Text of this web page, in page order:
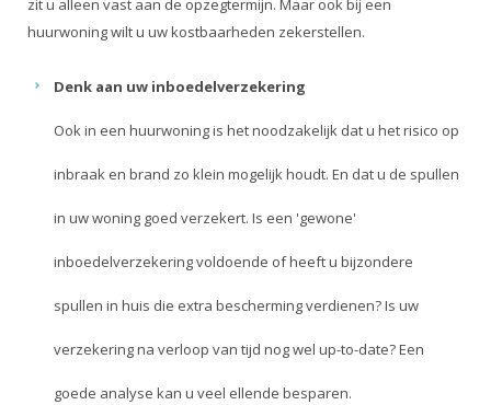
zit u alleen vast aan de opzegtermijn. Maar ook bij een
huurwoning wilt u uw kostbaarheden zekerstellen.
Denk aan uw inboedelverzekering
Ook in een huurwoning is het noodzakelijk dat u het risico op
inbraak en brand zo klein mogelijk houdt. En dat u de spullen
in uw woning goed verzekert. Is een 'gewone'
inboedelverzekering voldoende of heeft u bijzondere
spullen in huis die extra bescherming verdienen? Is uw
verzekering na verloop van tijd nog wel up-to-date? Een
goede analyse kan u veel ellende besparen.